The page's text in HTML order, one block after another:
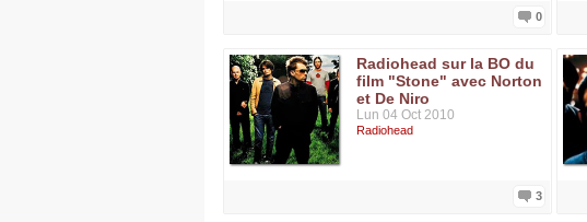
0
Radiohead sur la BO du
film "Stone" avec Norton
et De Niro
Lun 04 Oct 2010
Radiohead
3